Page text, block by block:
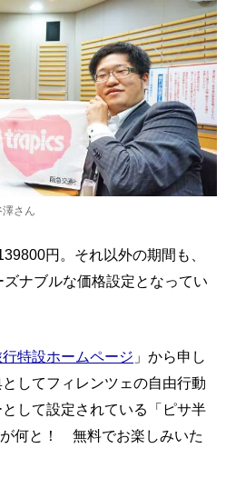
澤さん
円。それ以外の期間も、
ナブルな価格設定となってい
特設ホームページ 」から申し
してフィレンツェの自由行動
して設定されている「ピサ半
何と！ 無料でお楽しみいた